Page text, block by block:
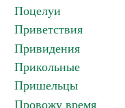
Поцелуи
Приветствия
Привидения
Прикольные
Пришельцы
Провожу время